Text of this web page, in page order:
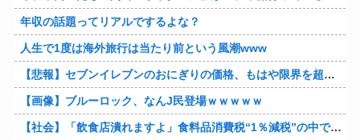
年収の話題ってリアルでするよな？
人生で1度は海外旅行は当たり前という風潮www
【悲報】セブンイレブンのおにぎりの価格、もはや限界を超える
【画像】ブルーロック、なんJ民登場ｗｗｗｗｗ
【社会】「飲食店潰れますよ」食料品消費税“1％減税”の中で上がる懸念 外食は10％で“9％”差に…一方で対象の弁当店でも悲痛な声「値下げできない…」